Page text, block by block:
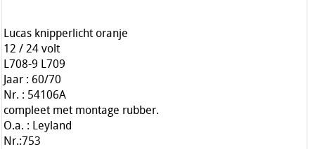
Lucas knipperlicht oranje
12 / 24 volt
L708-9 L709
Jaar : 60/70
Nr. : 54106A
compleet met montage rubber.
O.a. : Leyland
Nr.:753